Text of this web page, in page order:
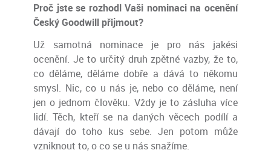
Proč jste se rozhodl Vaši nominaci na ocenění
Český Goodwill přijmout?
Už samotná nominace je pro nás jakési
ocenění. Je to určitý druh zpětné vazby, že to,
co děláme, děláme dobře a dává to někomu
smysl. Nic, co u nás je, nebo co děláme, není
jen o jednom člověku. Vždy je to zásluha více
lidí. Těch, kteří se na daných věcech podílí a
dávají do toho kus sebe. Jen potom může
vzniknout to, o co se u nás snažíme.